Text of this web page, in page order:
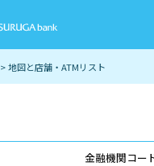
> 地図と店舗・ATMリスト
金融機関コー